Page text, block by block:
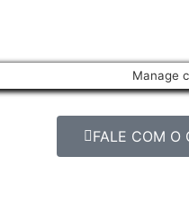
Manage
FALE COM O